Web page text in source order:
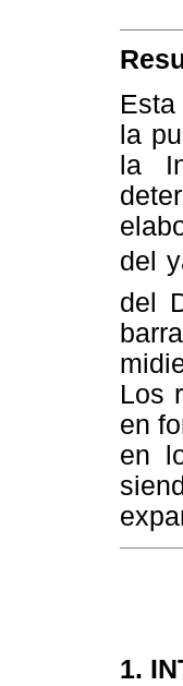
la
la
del
del
Los
en
en
1.